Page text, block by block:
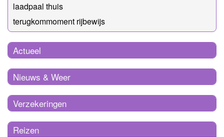
laadpaal thuis
terugkommoment rijbewijs
Actueel
Nieuws & Weer
Verzekeringen
Reizen